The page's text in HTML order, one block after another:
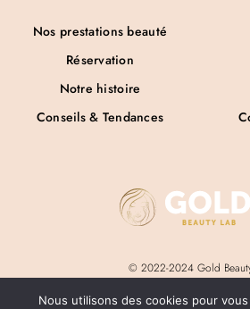
© 2022-2024 Gold
Nos prestations beauté
Réservation
Notre histoire
Conseils & Tendances
Nous utilisons des cookies pour